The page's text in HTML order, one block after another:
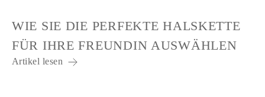
WIE SIE DIE PERFEKTE HALSKETTE
FÜR IHRE FREUNDIN AUSWÄHLEN
Artikel lesen